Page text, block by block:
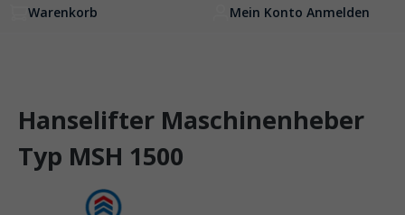
Mein Konto Anmelden
Warenkorb
Hanselifter Maschinenheber
Typ MSH 1500